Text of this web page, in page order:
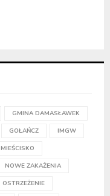
GMINA DAMASŁAWEK
GOŁAŃCZ IMGW
MIEŚCISKO
NOWE ZAKAŻENIA
OSTRZEŻENIE